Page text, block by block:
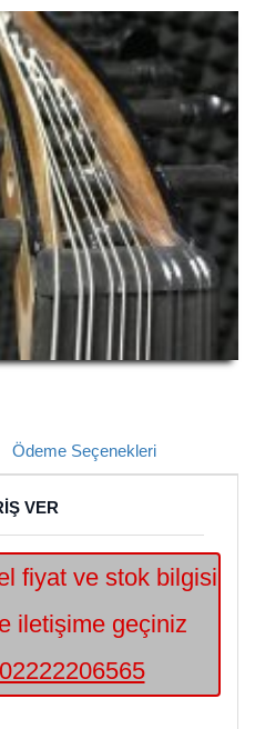
Ödeme Seçenekleri
VER
fiyat ve stok bilgisi
iletişime geçiniz
02222206565